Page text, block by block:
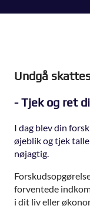
Undgå
- Tjek og ret
I dag blev din
øjeblik og tjek
nøjagtig.
forventede
i dit liv eller